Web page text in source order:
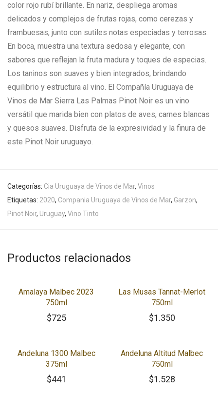
color rojo rubí brillante. En nariz, despliega aromas
delicados y complejos de frutas rojas, como cerezas y
frambuesas, junto con sutiles notas especiadas y terrosas.
En boca, muestra una textura sedosa y elegante, con
sabores que reflejan la fruta madura y toques de especias.
Los taninos son suaves y bien integrados, brindando
equilibrio y estructura al vino. El Compañía Uruguaya de
Vinos de Mar Sierra Las Palmas Pinot Noir es un vino
versátil que marida bien con platos de aves, carnes blancas
y quesos suaves. Disfruta de la expresividad y la finura de
este Pinot Noir uruguayo.
Categorías: Cia Uruguaya de Vinos de Mar, Vinos
Etiquetas: 2020, Compania Uruguaya de Vinos de Mar, Garzon,
Pinot Noir, Uruguay, Vino Tinto
Productos relacionados
Amalaya Malbec 2023
750ml
$725
Las Musas Tannat-Merlot
750ml
$1.350
Andeluna 1300 Malbec
375ml
$441
Andeluna Altitud Malbec
750ml
$1.528